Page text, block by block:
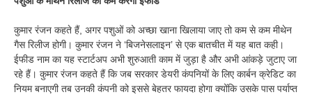
कुमार रंजन कहते हैं, अगर पशुओं को अच्छा खाना खिलाया जाए तो कम से कम मीथेन
गैस रिलीज होगी। कुमार रंजन ने ‘बिजनेसलाइन’ से एक बातचीत में यह बात कही।
ईफीड नाम का यह स्टार्टअप अभी शुरुआती काम में जुड़ा है और अभी आंकड़े जुटाए जा
रहे हैं। कुमार रंजन कहते हैं कि जब सरकार डेयरी कंपनियों के लिए कार्बन क्रेडिट का
नियम बनाएगी तब उनकी कंपनी को इससे बेहतर फायदा होगा क्योंकि उसके पास पर्याप्त